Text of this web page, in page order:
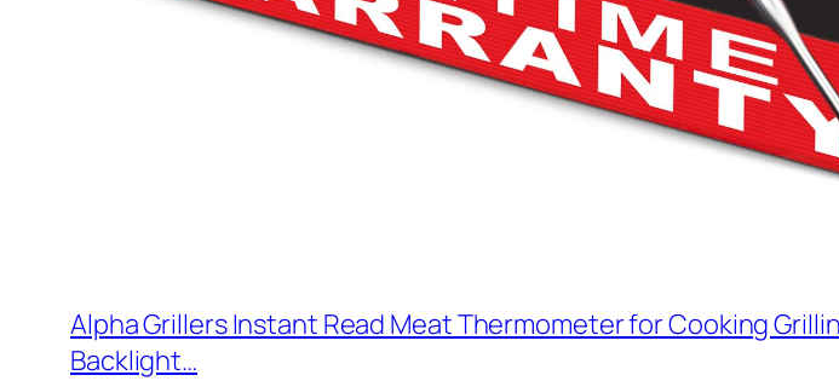
Alpha Grillers Instant Read Meat Thermometer for Cooking
Backlight…